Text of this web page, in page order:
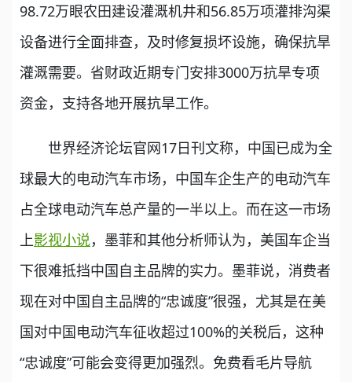
98.72万眼农田建设灌溉机井和56.85万项灌排沟渠
设备进行全面排查，及时修复损坏设施，确保抗旱
灌溉需要。省财政近期专门安排3000万抗旱专项
资金，支持各地开展抗旱工作。
世界经济论坛官网17日刊文称，中国已成为全
球最大的电动汽车市场，中国车企生产的电动汽车
占全球电动汽车总产量的一半以上。而在这一市场
上影视小说，墨菲和其他分析师认为，美国车企当
下很难抵挡中国自主品牌的实力。墨菲说，消费者
现在对中国自主品牌的“忠诚度”很强，尤其是在美
国对中国电动汽车征收超过100%的关税后，这种
“忠诚度”可能会变得更加强烈。免费看毛片导航